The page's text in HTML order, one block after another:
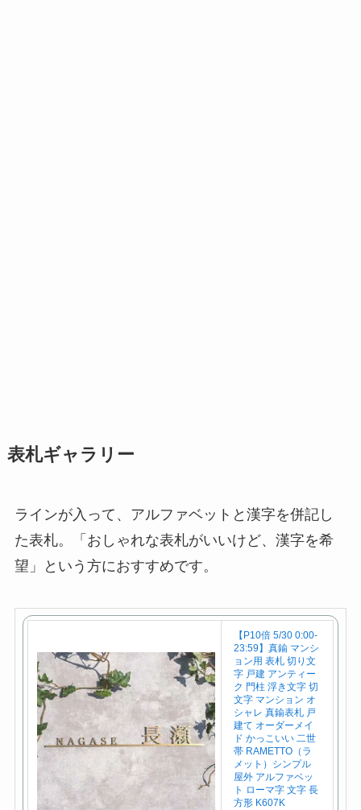
表札ギャラリー
ラインが入って、アルファベットと漢字を併記し
た表札。「おしゃれな表札がいいけど、漢字を希
望」という方におすすめです。
【P10倍 5/30 0:00-
23:59】真鍮 マンシ
ョン用 表札 切り文
字 戸建 アンティー
ク 門柱 浮き文字 切
文字 マンション オ
シャレ 真鍮表札 戸
建て オーダーメイ
ド かっこいい 二世
帯 RAMETTO（ラ
メット）シンプル
屋外 アルファベッ
ト ローマ字 文字 長
方形 K607K